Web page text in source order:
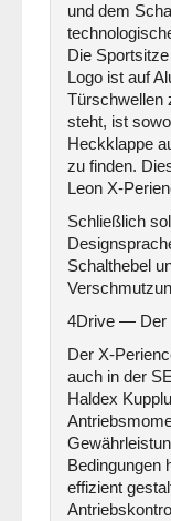
und dem
Die
Logo ist auf
Türschwellen
steht, ist
Heckklappe
zu finden.
Leon X-
Schließlich
Schalthebel
4Drive — Der
Der X-
auch in der
Haldex
Bedingungen
effizient